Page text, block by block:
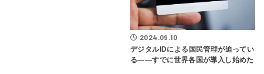
2024.09.10
デジタルIDによる国民管理が迫ってい
る――すでに世界各国が導入し始めた